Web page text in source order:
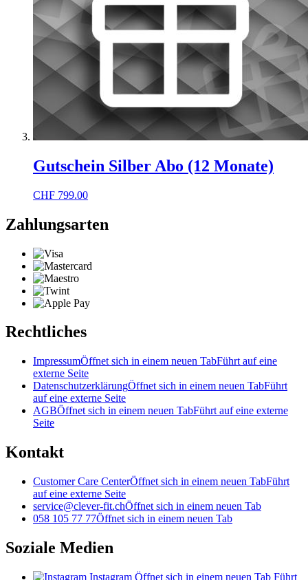
Gutschein Silber Abo (12 Monate)
CHF 799.00
Zahlungsarten
Rechtliches
ImpressumÖffnet sich in einem neuen TabFührt auf eine
externe Seite
DatenschutzerklärungÖffnet sich in einem neuen TabFührt
auf eine externe Seite
AGBÖffnet sich in einem neuen TabFührt auf eine externe
Seite
Kontakt
Customer Care CenterÖffnet sich in einem neuen TabFührt
auf eine externe Seite
service@clever-fit.chÖffnet sich in einem neuen Tab
058 105 77 77Öffnet sich in einem neuen Tab
Soziale Medien
Instagram Öffnet sich in einem neuen Tab Führt